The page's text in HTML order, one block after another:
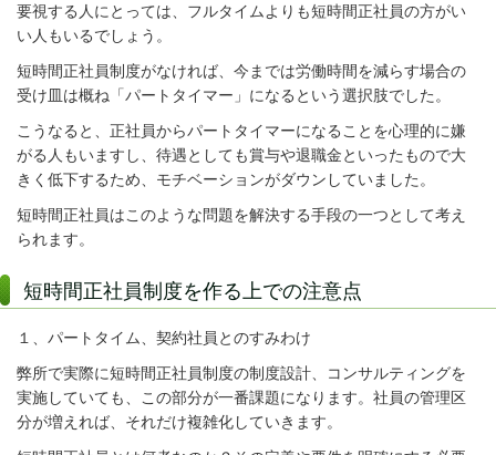
要視する人にとっては、フルタイムよりも短時間正社員の方がい
い人もいるでしょう。
短時間正社員制度がなければ、今までは労働時間を減らす場合の
受け皿は概ね「パートタイマー」になるという選択肢でした。
こうなると、正社員からパートタイマーになることを心理的に嫌
がる人もいますし、待遇としても賞与や退職金といったもので大
きく低下するため、モチベーションがダウンしていました。
短時間正社員はこのような問題を解決する手段の一つとして考え
られます。
短時間正社員制度を作る上での注意点
１、パートタイム、契約社員とのすみわけ
弊所で実際に短時間正社員制度の制度設計、コンサルティングを
実施していても、この部分が一番課題になります。社員の管理区
分が増えれば、それだけ複雑化していきます。